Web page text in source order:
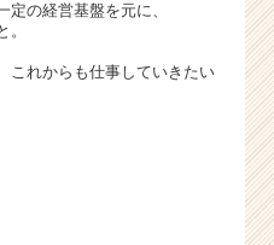
の経営基盤を元に、
これからも仕事していきたい